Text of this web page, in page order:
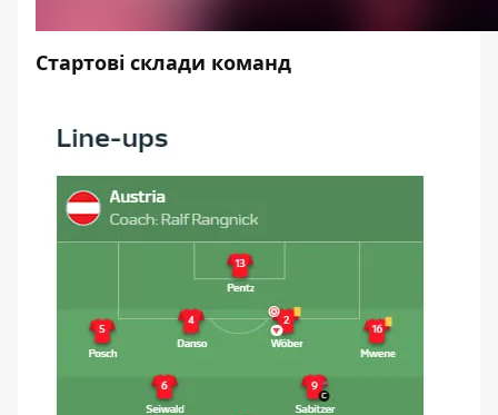
Стартові склади команд